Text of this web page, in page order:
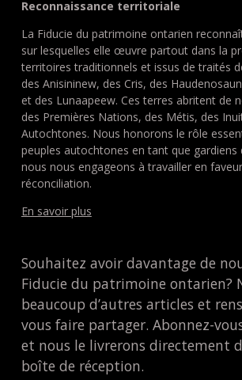
Reconnaissance territoriale
La Fiducie du patrimoine ontarien
sur lesquelles elle œuvre partout dans la
territoires traditionnels et issus de traités
des Anisininew, des Cris, des
et des Lunaapeew. Ces terres abritent de
des Premières Nations, des Métis, des
Autochtones. Nous honorons le rôle
peuples autochtones en tant que gardiens
nous nous engageons à travailler en
réconciliation.
En savoir plus
Souhaitez avoir davantage de
Fiducie du patrimoine ontarien?
beaucoup d’autres articles et
vous faire partager. Abonnez-
et nous le livrerons directement
boîte de réception.